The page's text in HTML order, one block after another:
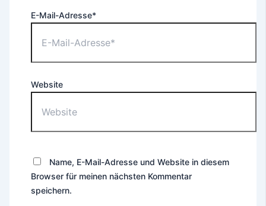
E-Mail-Adresse*
Website
Name, E-Mail-Adresse und Website in diesem
Browser für meinen nächsten Kommentar
speichern.